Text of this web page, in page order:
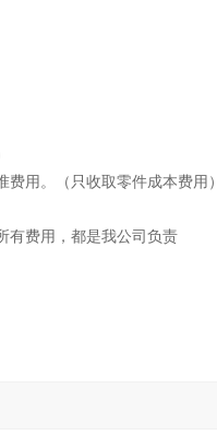
用。（只收取零件成本费用）
有费用，都是我公司负责